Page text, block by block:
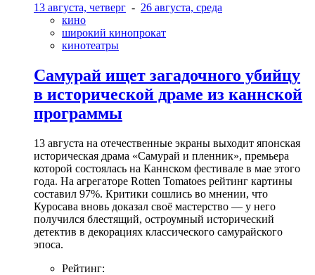
13 августа, четверг - 26 августа, среда
кино
широкий кинопрокат
кинотеатры
Самурай ищет загадочного убийцу
в исторической драме из каннской
программы
13 августа на отечественные экраны выходит японская
историческая драма «Самурай и пленник», премьера
которой состоялась на Каннском фестивале в мае этого
года. На агрегаторе Rotten Tomatoes рейтинг картины
составил 97%. Критики сошлись во мнении, что
Куросава вновь доказал своё мастерство — у него
получился блестящий, остроумный исторический
детектив в декорациях классического самурайского
эпоса.
Рейтинг: